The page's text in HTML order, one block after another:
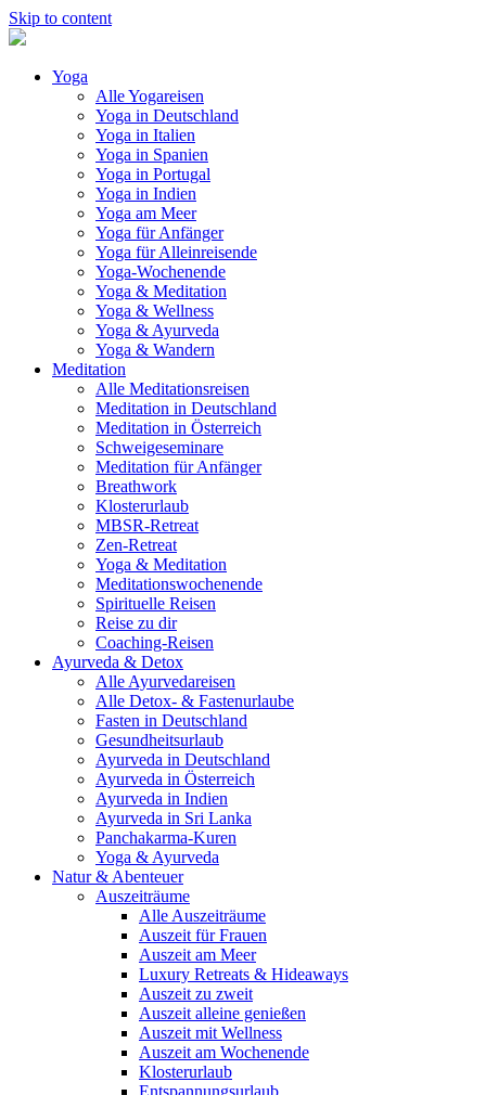
Skip to content
Yoga
Alle Yogareisen
Yoga in Deutschland
Yoga in Italien
Yoga in Spanien
Yoga in Portugal
Yoga in Indien
Yoga am Meer
Yoga für Anfänger
Yoga für Alleinreisende
Yoga-Wochenende
Yoga & Meditation
Yoga & Wellness
Yoga & Ayurveda
Yoga & Wandern
Meditation
Alle Meditationsreisen
Meditation in Deutschland
Meditation in Österreich
Schweigeseminare
Meditation für Anfänger
Breathwork
Klosterurlaub
MBSR-Retreat
Zen-Retreat
Yoga & Meditation
Meditationswochenende
Spirituelle Reisen
Reise zu dir
Coaching-Reisen
Ayurveda & Detox
Alle Ayurvedareisen
Alle Detox- & Fastenurlaube
Fasten in Deutschland
Gesundheitsurlaub
Ayurveda in Deutschland
Ayurveda in Österreich
Ayurveda in Indien
Ayurveda in Sri Lanka
Panchakarma-Kuren
Yoga & Ayurveda
Natur & Abenteuer
Auszeiträume
Alle Auszeiträume
Auszeit für Frauen
Auszeit am Meer
Luxury Retreats & Hideaways
Auszeit zu zweit
Auszeit alleine genießen
Auszeit mit Wellness
Auszeit am Wochenende
Klosterurlaub
Entspannungsurlaub